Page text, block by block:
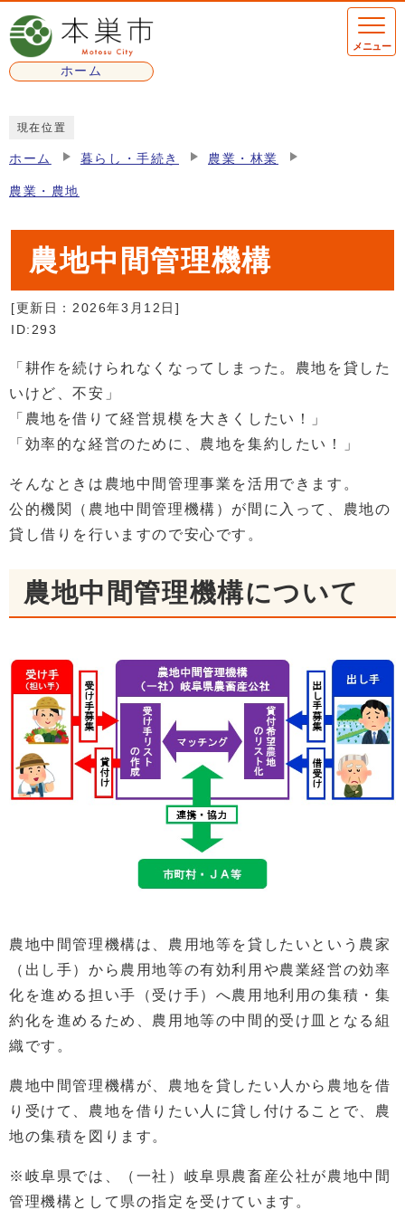
ページの先頭です
ホーム
メニュー
現在位置
ホーム 暮らし・手続き 農業・林業
農業・農地
農地中間管理機構
[更新日： 2026年3月12日 ]
ID:293
「耕作を続けられなくなってしまった。農地を貸した
いけど、不安」
「農地を借りて経営規模を大きくしたい！」
「効率的な経営のために、農地を集約したい！」
そんなときは農地中間管理事業を活用できます。
公的機関（農地中間管理機構）が間に入って、農地の
貸し借りを行いますので安心です。
農地中間管理機構について
農地中間管理機構は、農用地等を貸したいという農家
（出し手）から農用地等の有効利用や農業経営の効率
化を進める担い手（受け手）へ農用地利用の集積・集
約化を進めるため、農用地等の中間的受け皿となる組
織です。
農地中間管理機構が、農地を貸したい人から農地を借
り受けて、農地を借りたい人に貸し付けることで、農
地の集積を図ります。
※岐阜県では、（一社）岐阜県農畜産公社が農地中間
管理機構として県の指定を受けています。